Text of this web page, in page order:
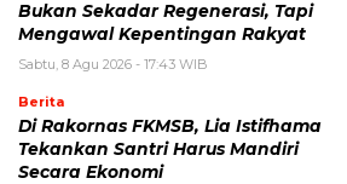
Bukan Sekadar Regenerasi, Tapi
Mengawal Kepentingan Rakyat
Sabtu, 8 Agu 2026 - 17:43 WIB
Berita
Di Rakornas FKMSB, Lia Istifhama
Tekankan Santri Harus Mandiri
Secara Ekonomi